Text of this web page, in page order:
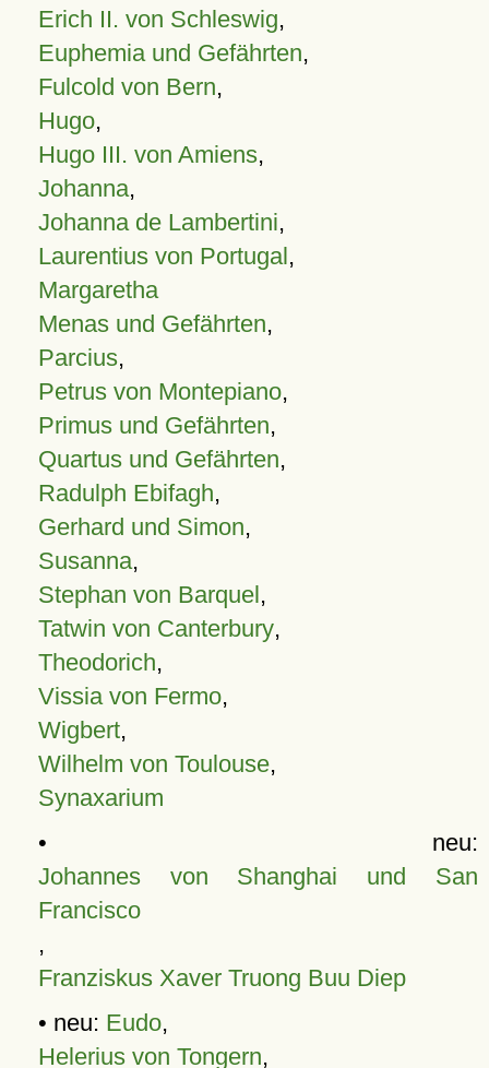
Erich II. von Schleswig,
Euphemia und Gefährten,
Fulcold von Bern,
Hugo,
Hugo III. von Amiens,
Johanna,
Johanna de Lambertini,
Laurentius von Portugal,
Margaretha
Menas und Gefährten,
Parcius,
Petrus von Montepiano,
Primus und Gefährten,
Quartus und Gefährten,
Radulph Ebifagh,
Gerhard und Simon,
Susanna,
Stephan von Barquel,
Tatwin von Canterbury,
Theodorich,
Vissia von Fermo,
Wigbert,
Wilhelm von Toulouse,
Synaxarium
• neu:
Johannes von Shanghai und San
Francisco
,
Franziskus Xaver Truong Buu Diep
• neu: Eudo,
Helerius von Tongern,